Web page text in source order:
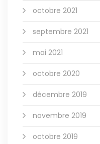
octobre 2021
septembre 2021
mai 2021
octobre 2020
décembre 2019
novembre 2019
octobre 2019